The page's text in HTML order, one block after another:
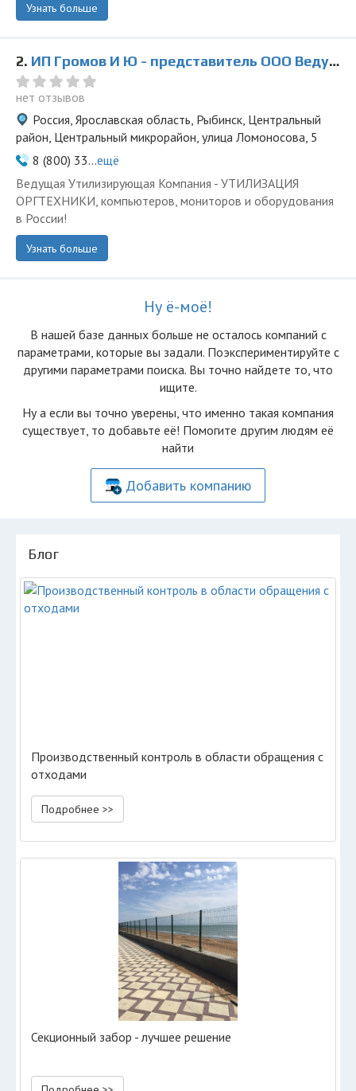
Узнать больше
2. ИП Громов И Ю - представитель ООО Ведущая Утилизирующая Компания
нет отзывов
Россия, Ярославская область, Рыбинск, Центральный
район, Центральный микрорайон, улица Ломоносова, 5
8 (800) 33...ещё
Ведущая Утилизирующая Компания - УТИЛИЗАЦИЯ
ОРГТЕХНИКИ, компьютеров, мониторов и оборудования
в России!
Узнать больше
Ну ё-моё!
В нашей базе данных больше не осталоcь компаний с
параметрами, которые вы задали. Поэкспериментируйте с
другими параметрами поиска. Вы точно найдете то, что
ищите.
Ну а если вы точно уверены, что именно такая компания
существует, то добавьте её! Помогите другим людям её
найти
Добавить компанию
Блог
Производственный контроль в области обращения с
отходами
Подробнее >>
Секционный забор - лучшее решение